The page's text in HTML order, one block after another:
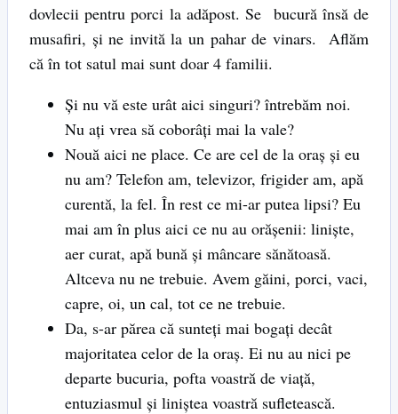
dovlecii pentru porci la adăpost. Se bucură însă de
musafiri, şi ne invită la un pahar de vinars. Aflăm
că în tot satul mai sunt doar 4 familii.
Şi nu vă este urât aici singuri? întrebăm noi.
Nu aţi vrea să coborâţi mai la vale?
Nouă aici ne place. Ce are cel de la oraş şi eu
nu am? Telefon am, televizor, frigider am, apă
curentă, la fel. În rest ce mi-ar putea lipsi? Eu
mai am în plus aici ce nu au orăşenii: linişte,
aer curat, apă bună şi mâncare sănătoasă.
Altceva nu ne trebuie. Avem găini, porci, vaci,
capre, oi, un cal, tot ce ne trebuie.
Da, s-ar părea că sunteţi mai bogaţi decât
majoritatea celor de la oraş. Ei nu au nici pe
departe bucuria, pofta voastră de viaţă,
entuziasmul şi liniştea voastră sufletească.